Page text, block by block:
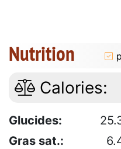
Nutrition
Calories:
Glucides:
Gras sat.: